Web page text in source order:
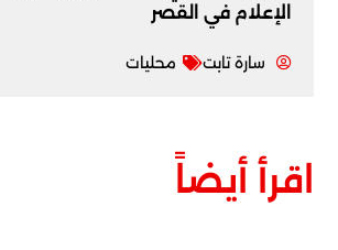
‏الإعلام في القصر
سارة تابت محليات
اقرأ أيضاً